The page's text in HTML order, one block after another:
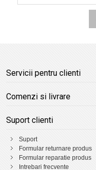
Servicii pentru clienti
Comenzi si livrare
Suport clienti
Suport
Formular returnare produs
Formular reparatie produs
Intrebari frecvente